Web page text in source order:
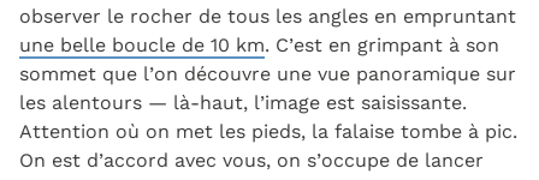
observer le rocher de tous les angles en empruntant
une belle boucle de 10 km. C’est en grimpant à son
sommet que l’on découvre une vue panoramique sur
les alentours — là-haut, l’image est saisissante.
Attention où on met les pieds, la falaise tombe à pic.
On est d’accord avec vous, on s’occupe de lancer